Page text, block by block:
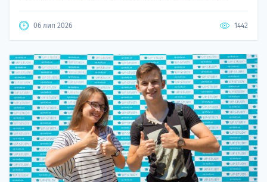
06 лип 2026 1442